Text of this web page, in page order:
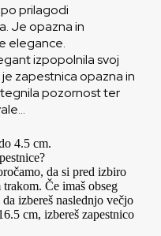
prilagodi
Je opazna in
elegance.
izpopolnila svoj
zapestnica opazna in
pozornost ter
4.5 cm.
da si pred izbiro
Če imaš obseg
izbereš naslednjo večjo
cm, izbereš zapestnico